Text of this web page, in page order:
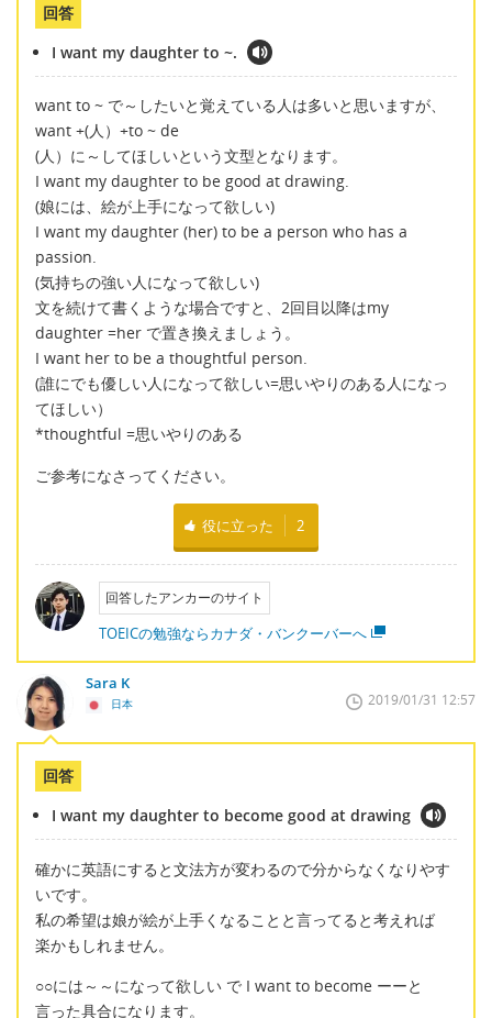
回答
I want my daughter to ~.
want to ~ で～したいと覚えている人は多いと思いますが、
want +(人）+to ~ de
(人）に～してほしいという文型となります。
I want my daughter to be good at drawing.
(娘には、絵が上手になって欲しい)
I want my daughter (her) to be a person who has a
passion.
(気持ちの強い人になって欲しい)
文を続けて書くような場合ですと、2回目以降はmy
daughter =her で置き換えましょう。
I want her to be a thoughtful person.
(誰にでも優しい人になって欲しい=思いやりのある人になっ
てほしい）
*thoughtful =思いやりのある
ご参考になさってください。
役に立った 2
回答したアンカーのサイト
TOEICの勉強ならカナダ・バンクーバーへ
Sara K
日本 2019/01/31 12:57
回答
I want my daughter to become good at drawing
確かに英語にすると文法方が変わるので分からなくなりやす
いです。
私の希望は娘が絵が上手くなることと言ってると考えれば
楽かもしれません。
○○には～～になって欲しい で I want to become ーーと
言った具合になります。